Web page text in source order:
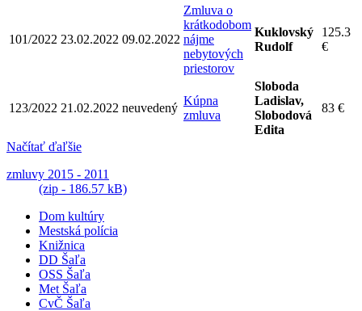
101/2022 23.02.2022 09.02.2022
Zmluva o
krátkodobom
nájme
nebytových
priestorov
Kuklovský
Rudolf
125.3
€
123/2022 21.02.2022 neuvedený
Kúpna
zmluva
Sloboda
Ladislav,
Slobodová
Edita
83 €
Načítať ďaľšie
zmluvy 2015 - 2011
(zip - 186.57 kB)
Dom kultúry
Mestská polícia
Knižnica
DD Šaľa
OSS Šaľa
Met Šaľa
CvČ Šaľa